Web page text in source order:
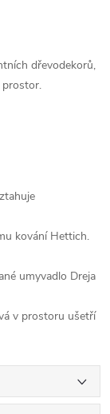
dřevodekorů,
prostor.
kování Hettich.
umyvadlo Dreja
v prostoru ušetří